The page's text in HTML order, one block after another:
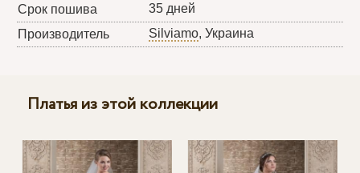
Срок пошива
35 дней
Производитель
Silviamo, Украина
Платья из этой коллекции